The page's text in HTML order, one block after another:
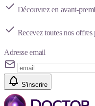
Découvrez en avant-
Recevez toutes nos
Adresse email
S'inscrire